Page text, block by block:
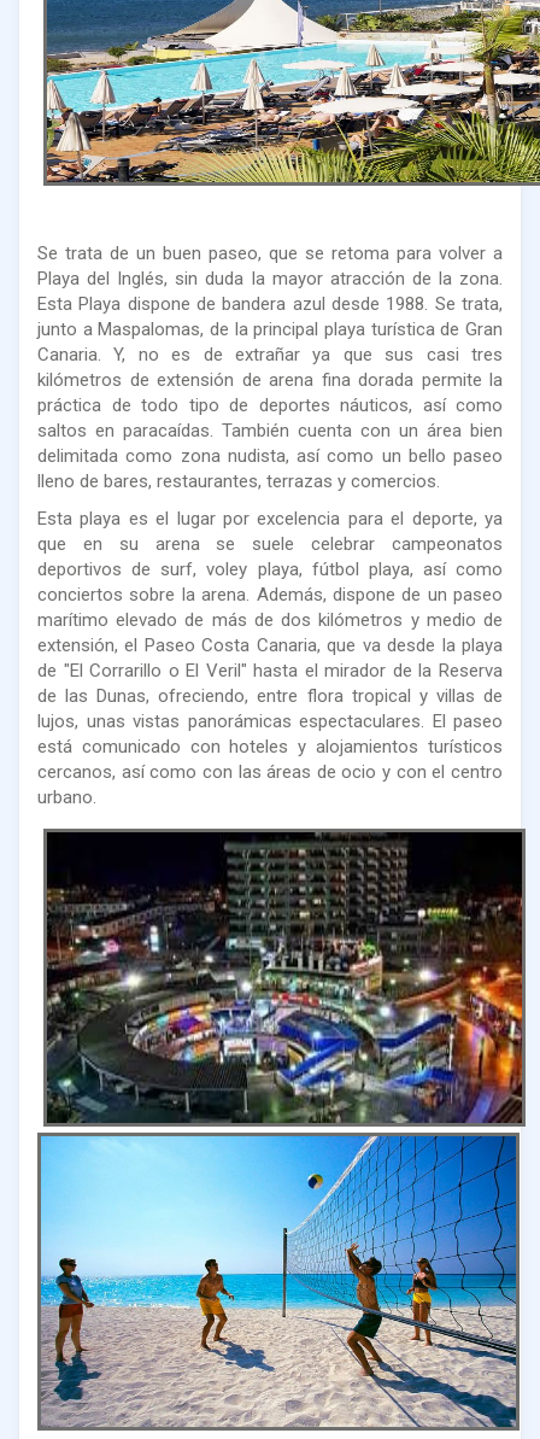
Se trata de un buen paseo, que se retoma para volver a
Playa del Inglés, sin duda la mayor atracción de la zona.
Esta Playa dispone de bandera azul desde 1988. Se trata,
junto a Maspalomas, de la principal playa turística de Gran
Canaria. Y, no es de extrañar ya que sus casi tres
kilómetros de extensión de arena fina dorada permite la
práctica de todo tipo de deportes náuticos, así como
saltos en paracaídas. También cuenta con un área bien
delimitada como zona nudista, así como un bello paseo
lleno de bares, restaurantes, terrazas y comercios.
Esta playa es el lugar por excelencia para el deporte, ya
que en su arena se suele celebrar campeonatos
deportivos de surf, voley playa, fútbol playa, así como
conciertos sobre la arena. Además, dispone de un paseo
marítimo elevado de más de dos kilómetros y medio de
extensión, el Paseo Costa Canaria, que va desde la playa
de "El Corrarillo o El Veril" hasta el mirador de la Reserva
de las Dunas, ofreciendo, entre flora tropical y villas de
lujos, unas vistas panorámicas espectaculares. El paseo
está comunicado con hoteles y alojamientos turísticos
cercanos, así como con las áreas de ocio y con el centro
urbano.